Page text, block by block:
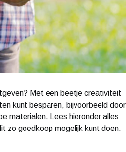
Met een beetje creativiteit
kunt besparen, bijvoorbeeld door
materialen. Lees hieronder alles
zo goedkoop mogelijk kunt doen.